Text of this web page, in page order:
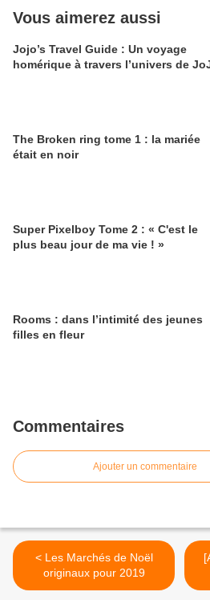
Vous aimerez aussi
Jojo’s Travel Guide : Un voyage
homérique à travers l’univers de
The Broken ring tome 1 : la mariée
était en noir
Super Pixelboy Tome 2 : « C'est le
plus beau jour de ma vie ! »
Rooms : dans l’intimité des jeunes
filles en fleur
Commentaires
Ajouter un commentaire
< Les Marchés de Noël
originaux pour 2019